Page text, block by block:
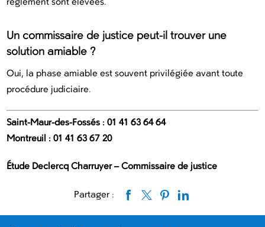
règlement sont élevées.
Un commissaire de justice peut-il trouver une
solution amiable ?
Oui, la phase amiable est souvent privilégiée avant toute
procédure judiciaire.
Saint-Maur-des-Fossés : 01 41 63 64 64
Montreuil : 01 41 63 67 20
Étude Declercq Charruyer – Commissaire de justice
Partager :